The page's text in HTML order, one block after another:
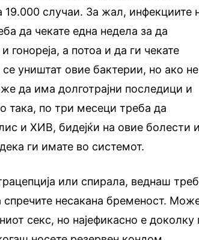
19.000 случаи. За жал, инфекциите
да чекате една недела за да
гонореја, а потоа и да ги чекате
уништат овие бактерии, но ако не
да има долготрајни последици и
така, по три месеци треба да
и ХИВ, бидејќи на овие болести
ги имате во системот.
или спирала, веднаш
спречите несакана бременост.
секс, но најефикасно е доколку